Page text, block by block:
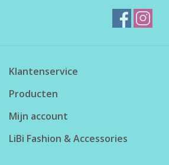
Klantenservice
Producten
Mijn account
LiBi Fashion & Accessories